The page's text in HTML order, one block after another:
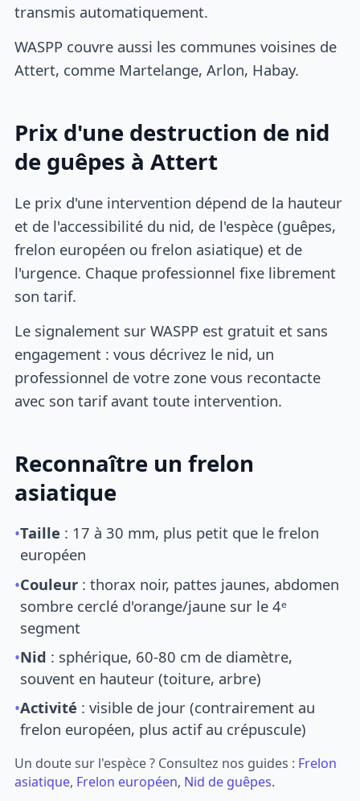
transmis automatiquement.
WASPP couvre aussi les communes voisines de
Attert, comme Martelange, Arlon, Habay.
Prix d'une destruction de nid
de guêpes à Attert
Le prix d'une intervention dépend de la hauteur
et de l'accessibilité du nid, de l'espèce (guêpes,
frelon européen ou frelon asiatique) et de
l'urgence. Chaque professionnel fixe librement
son tarif.
Le signalement sur WASPP est gratuit et sans
engagement : vous décrivez le nid, un
professionnel de votre zone vous recontacte
avec son tarif avant toute intervention.
Reconnaître un frelon
asiatique
•Taille : 17 à 30 mm, plus petit que le frelon
européen
•Couleur : thorax noir, pattes jaunes, abdomen
sombre cerclé d'orange/jaune sur le 4ᵉ
segment
•Nid : sphérique, 60-80 cm de diamètre,
souvent en hauteur (toiture, arbre)
•Activité : visible de jour (contrairement au
frelon européen, plus actif au crépuscule)
Un doute sur l'espèce ? Consultez nos guides : Frelon
asiatique, Frelon européen, Nid de guêpes.